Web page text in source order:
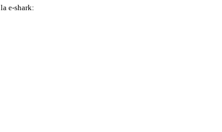
la e-shark: